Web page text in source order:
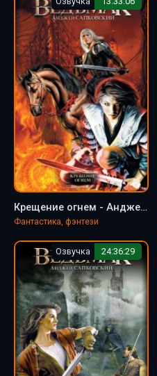
Крещение огнем - Анджей Сапковский
Фантастика, фэнтези
Озвучка 24:36:29